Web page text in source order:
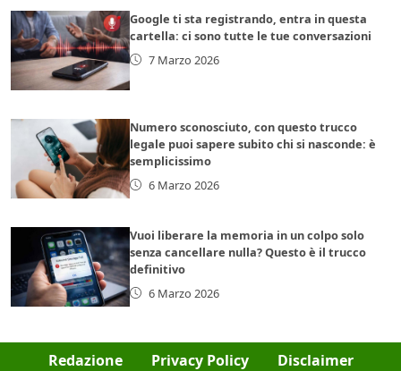
Google ti sta registrando, entra in questa
cartella: ci sono tutte le tue conversazioni
7 Marzo 2026
Numero sconosciuto, con questo trucco
legale puoi sapere subito chi si nasconde: è
semplicissimo
6 Marzo 2026
Vuoi liberare la memoria in un colpo solo
senza cancellare nulla? Questo è il trucco
definitivo
6 Marzo 2026
Redazione Privacy Policy Disclaimer